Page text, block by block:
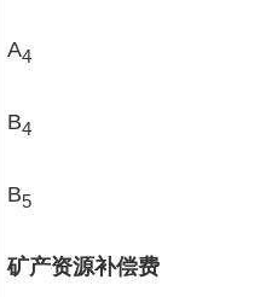
A4
B4
B5
矿产资源补偿费